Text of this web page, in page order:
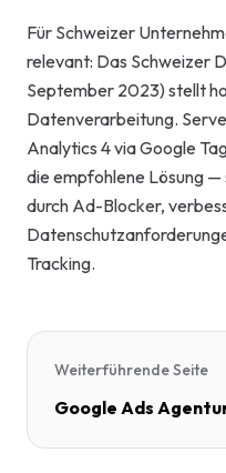
Für Schweizer
relevant: Das Schweizer
September 2023) stellt
Datenverarbeitung.
Analytics 4 via Google
die empfohlene Lösung
durch Ad-Blocker,
Tracking.
Weiterführende Seite
Google Ads